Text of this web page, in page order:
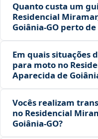
Quanto custa um
Residencial
Goiânia‑GO perto
Em quais situações
para moto no
Aparecida de
Vocês realizam
no Residencial
Goiânia‑GO?